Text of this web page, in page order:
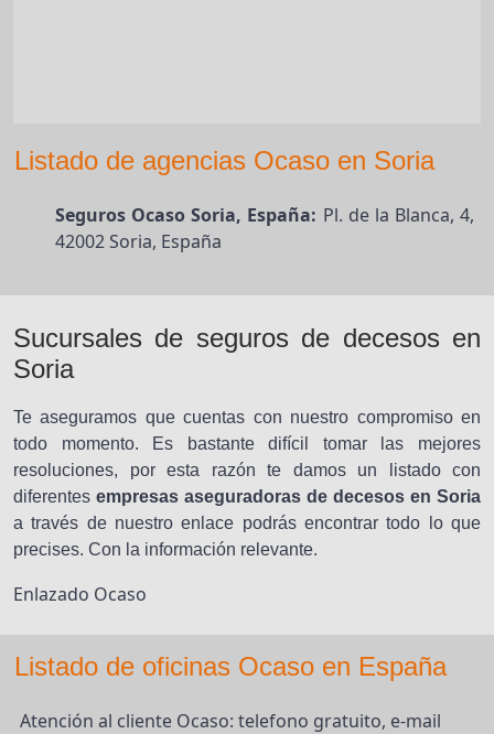
Listado de agencias Ocaso en Soria
Seguros Ocaso Soria, España: Pl. de la Blanca, 4,
42002 Soria, España
Sucursales de seguros de decesos en
Soria
Te aseguramos que cuentas con nuestro compromiso en
todo momento. Es bastante difícil tomar las mejores
resoluciones, por esta razón te damos un listado con
diferentes empresas aseguradoras de decesos en Soria
a través de nuestro enlace podrás encontrar todo lo que
precises. Con la información relevante.
Enlazado Ocaso
Listado de oficinas Ocaso en España
Atención al cliente Ocaso: telefono gratuito, e-mail